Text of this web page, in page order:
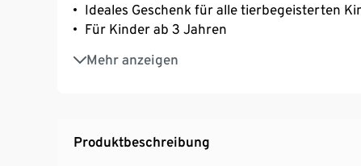
Ideales Geschenk für alle tierbegeisterten
Für Kinder ab 3 Jahren
Mehr anzeigen
Softcover, 40 Seiten – 24 gestaltete
Produktbeschreibung